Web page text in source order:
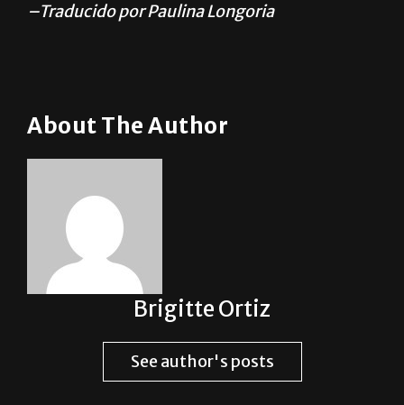
–Traducido por Paulina Longoria
About The Author
Brigitte Ortiz
See author's posts